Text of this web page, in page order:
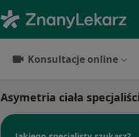
Konsultacje online
Asymetria ciała